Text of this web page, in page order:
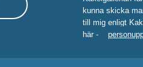
kunna skicka
till mig enligt
här -